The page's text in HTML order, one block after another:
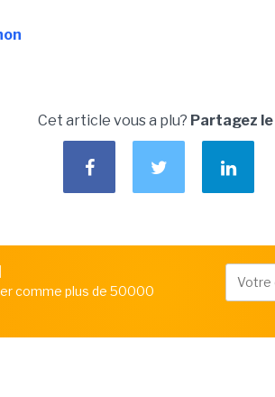
Cet article vous a plu? Partagez le
comme plus de 50000